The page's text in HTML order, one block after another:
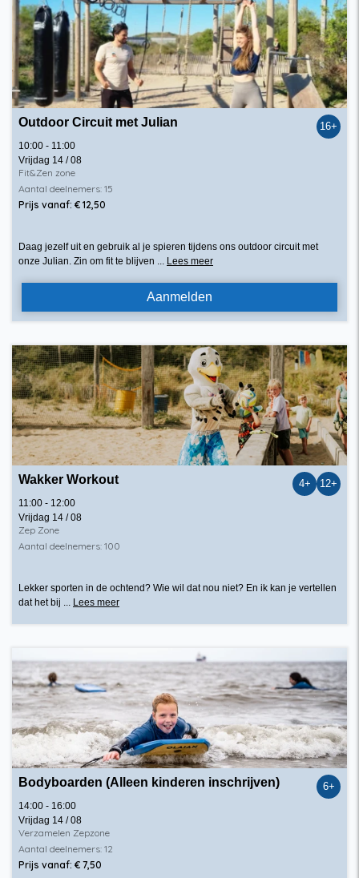
Outdoor Circuit met Julian
10:00 - 11:00
Vrijdag 14 / 08
Fit&Zen zone
Aantal deelnemers: 15
Prijs vanaf: € 12,50
16+
Daag jezelf uit en gebruik al je spieren tijdens ons outdoor circuit met
onze Julian. Zin om fit te blijven ... Lees meer
Aanmelden
Wakker Workout
11:00 - 12:00
Vrijdag 14 / 08
Zep Zone
Aantal deelnemers: 100
4+ 12+
Lekker sporten in de ochtend? Wie wil dat nou niet? En ik kan je vertellen
dat het bij ... Lees meer
Bodyboarden (Alleen kinderen inschrijven)
14:00 - 16:00
Vrijdag 14 / 08
Verzamelen Zepzone
Aantal deelnemers: 12
Prijs vanaf: € 7,50
6+